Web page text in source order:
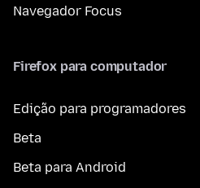
Navegador Focus
Firefox para computador
Edição para programadores
Beta
Beta para Android